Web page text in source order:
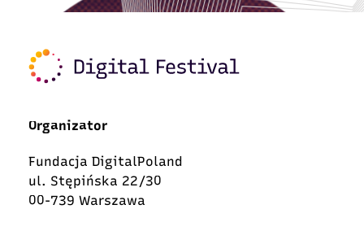
Organizator
Fundacja DigitalPoland
ul. Stępińska 22/30
00-739 Warszawa